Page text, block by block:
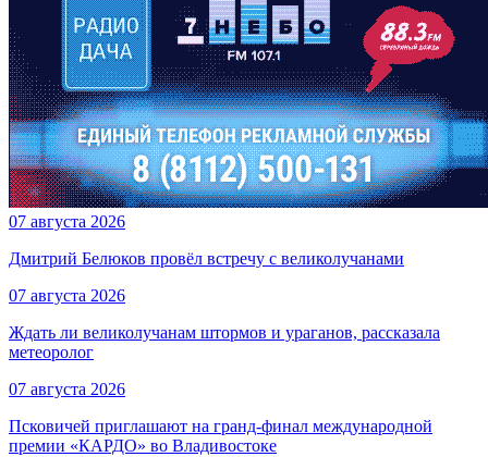
07 августа 2026
Дмитрий Белюков провёл встречу с великолучанами
07 августа 2026
Ждать ли великолучанам штормов и ураганов, рассказала
метеоролог
07 августа 2026
Псковичей приглашают на гранд‑финал международной
премии «КАРДО» во Владивостоке